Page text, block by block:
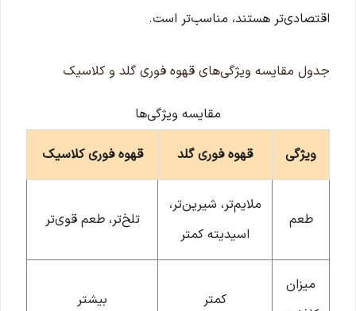
اقتصادی‌تر هستند، مناسب‌تر است.
جدول مقایسه ویژگی‌های قهوه فوری گلد و کلاسیک
مقایسه ویژگی‌ها
ویژگی قهوه فوری گلد قهوه فوری کلاسیک
طعم
ملایم‌تر، شیرین‌تر،
اسیدیته کمتر
تلخ‌تر، طعم قوی‌تر
میزان
کمتر بیشتر